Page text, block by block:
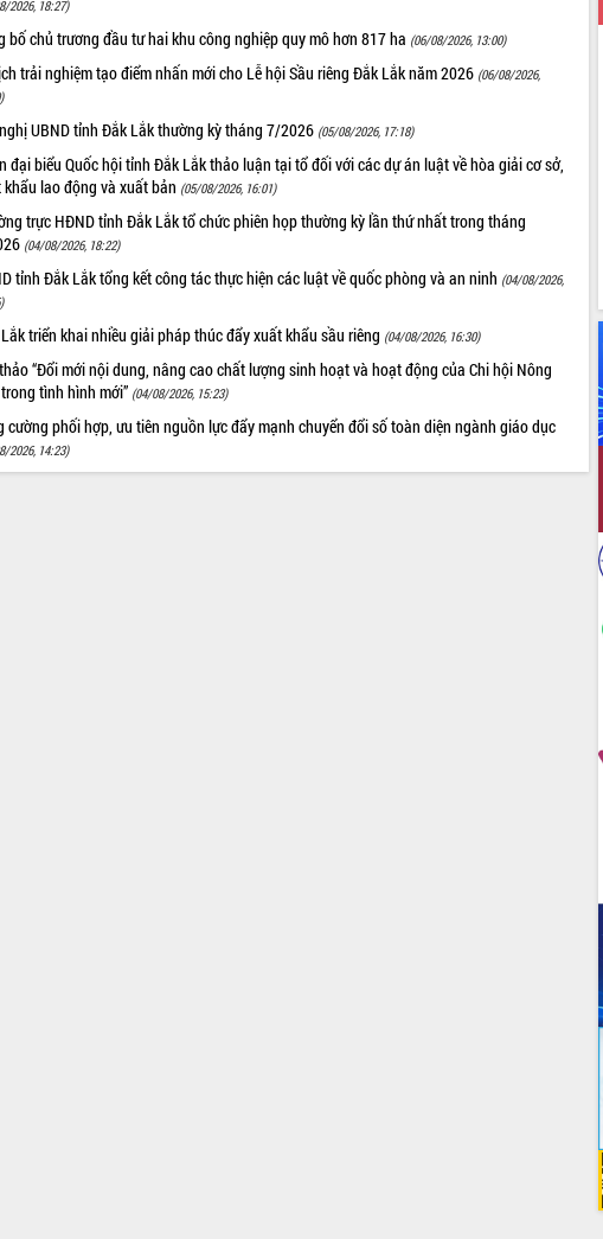
2026, 18:27)
bố chủ trương đầu tư hai khu công nghiệp quy mô hơn 817 ha (06/08/2026, 13:00)
trải nghiệm tạo điểm nhấn mới cho Lễ hội Sầu riêng Đắk Lắk năm 2026 (06/08/2026,
UBND tỉnh Đắk Lắk thường kỳ tháng 7/2026 (05/08/2026, 17:18)
đại biểu Quốc hội tỉnh Đắk Lắk thảo luận tại tổ đối với các dự án luật về hòa giải cơ sở,
khẩu lao động và xuất bản (05/08/2026, 16:01)
trực HĐND tỉnh Đắk Lắk tổ chức phiên họp thường kỳ lần thứ nhất trong tháng
(04/08/2026, 18:22)
tỉnh Đắk Lắk tổng kết công tác thực hiện các luật về quốc phòng và an ninh (04/08/2026,
triển khai nhiều giải pháp thúc đẩy xuất khẩu sầu riêng (04/08/2026, 16:30)
“Đổi mới nội dung, nâng cao chất lượng sinh hoạt và hoạt động của Chi hội Nông
tình hình mới” (04/08/2026, 15:23)
cường phối hợp, ưu tiên nguồn lực đẩy mạnh chuyển đổi số toàn diện ngành giáo dục
2026, 14:23)